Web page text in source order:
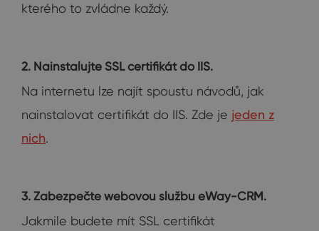
kterého to zvládne každý.
2. Nainstalujte SSL certifikát do IIS.
Na internetu lze najít spoustu návodů, jak
nainstalovat certifikát do IIS. Zde je jeden z
nich.
3. Zabezpečte webovou službu eWay-CRM.
Jakmile budete mít SSL certifikát